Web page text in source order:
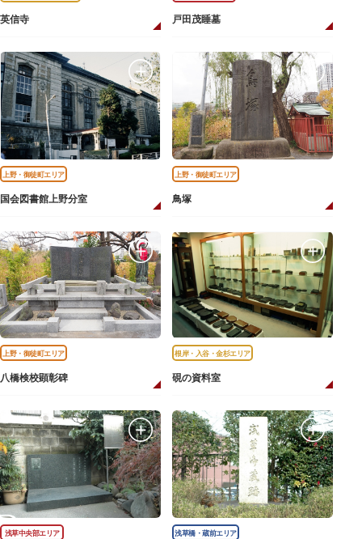
英信寺 戸田茂睡墓
上野・御徒町エリア
国会図書館上野分室
上野・御徒町エリア
鳥塚
上野・御徒町エリア
八橋検校顕彰碑
根岸・入谷・金杉エリア
硯の資料室
浅草中央部エリア 浅草橋・蔵前エリア